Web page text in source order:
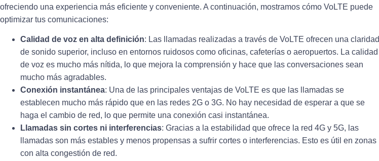
ofreciendo una experiencia más eficiente y conveniente. A continuación, mostramos cómo VoLTE puede
optimizar tus comunicaciones:
Calidad de voz en alta definición: Las llamadas realizadas a través de VoLTE ofrecen una claridad
de sonido superior, incluso en entornos ruidosos como oficinas, cafeterías o aeropuertos. La calidad
de voz es mucho más nítida, lo que mejora la comprensión y hace que las conversaciones sean
mucho más agradables.
Conexión instantánea: Una de las principales ventajas de VoLTE es que las llamadas se
establecen mucho más rápido que en las redes 2G o 3G. No hay necesidad de esperar a que se
haga el cambio de red, lo que permite una conexión casi instantánea.
Llamadas sin cortes ni interferencias: Gracias a la estabilidad que ofrece la red 4G y 5G, las
llamadas son más estables y menos propensas a sufrir cortes o interferencias. Esto es útil en zonas
con alta congestión de red.